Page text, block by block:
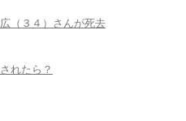
（３４）さんが死去
れたら？